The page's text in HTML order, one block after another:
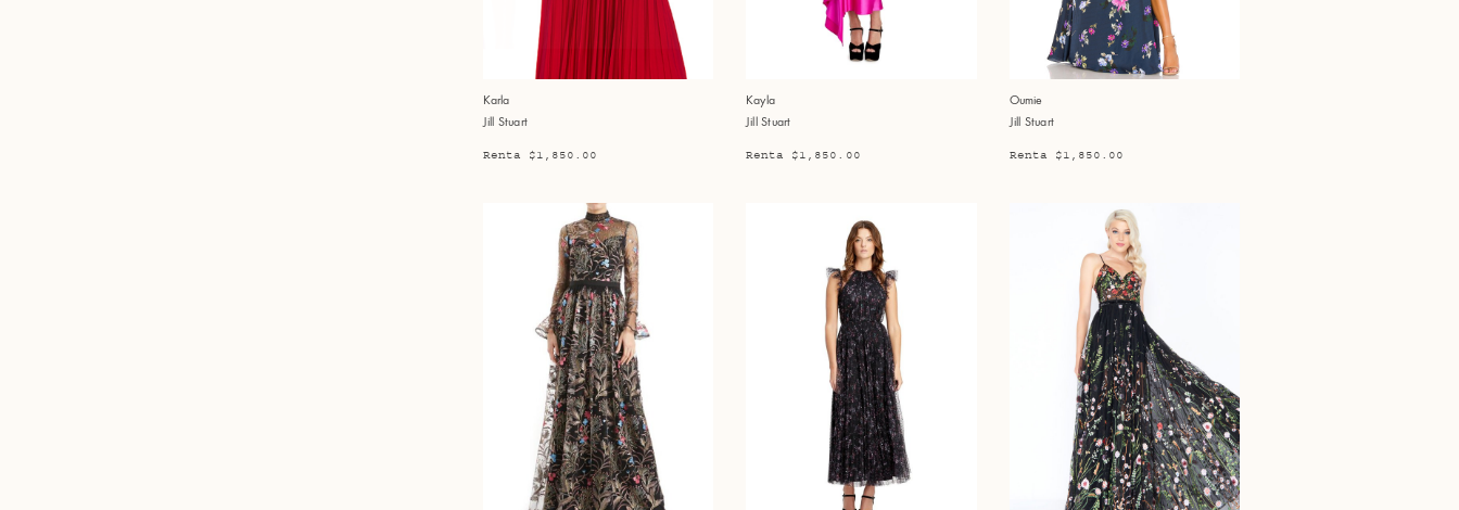
Karla
Jill Stuart
Renta $1,850.00
Kayla
Jill Stuart
Renta $1,850.00
Oumie
Jill Stuart
Renta $1,850.00